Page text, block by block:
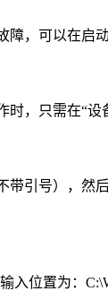
，可以在启
，只需在“
号），然后
位置为：